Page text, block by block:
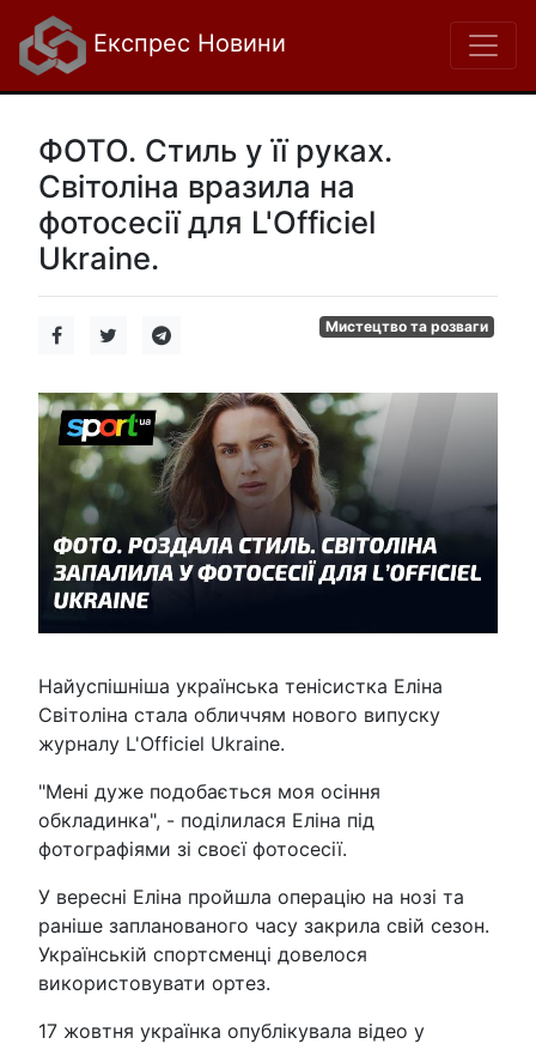
Експрес Новини
ФОТО. Стиль у її руках.
Світоліна вразила на
фотосесії для L'Officiel
Ukraine.
Мистецтво та розваги
Найуспішніша українська тенісистка Еліна
Світоліна стала обличчям нового випуску
журналу L'Officiel Ukraine.
"Мені дуже подобається моя осіння
обкладинка", - поділилася Еліна під
фотографіями зі своєї фотосесії.
У вересні Еліна пройшла операцію на нозі та
раніше запланованого часу закрила свій сезон.
Українській спортсменці довелося
використовувати ортез.
17 жовтня українка опублікувала відео у